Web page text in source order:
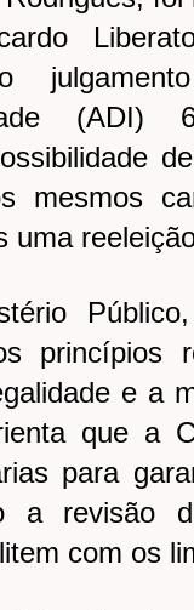
mesmos
uma
princípios
e a
que a
para
a revisão
com os